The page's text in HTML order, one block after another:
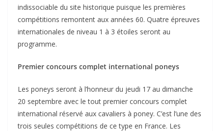
indissociable du site historique puisque les premières
compétitions remontent aux années 60. Quatre épreuves
internationales de niveau 1 à 3 étoiles seront au
programme.
Premier concours complet international poneys
Les poneys seront à l’honneur du jeudi 17 au dimanche
20 septembre avec letout premier concours complet
international réservé aux cavaliers à poney. C’est l’une des
trois seules compétitions de ce type en France. Les